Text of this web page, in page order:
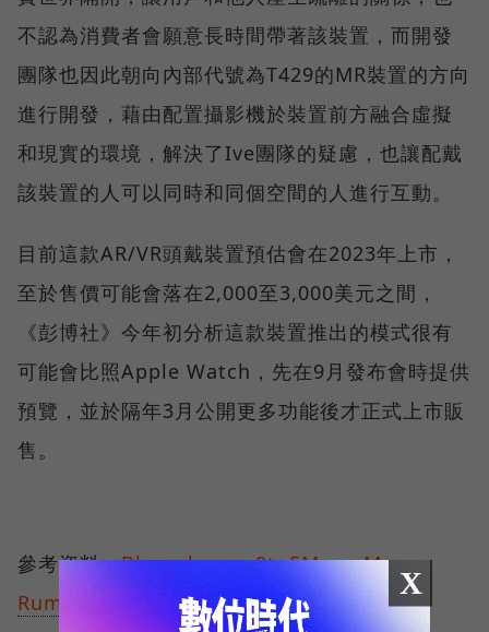
不認為消費者會願意長時間帶著該裝置，而開發
團隊也因此朝向內部代號為T429的MR裝置的方向
進行開發，藉由配置攝影機於裝置前方融合虛擬
和現實的環境，解決了Ive團隊的疑慮，也讓配戴
該裝置的人可以同時和同個空間的人進行互動。
目前這款AR/VR頭戴裝置預估會在2023年上市，
至於售價可能會落在2,000至3,000美元之間，
《彭博社》今年初分析這款裝置推出的模式很有
可能會比照Apple Watch，先在9月發布會時提供
預覽，並於隔年3月公開更多功能後才正式上市販
售。
參考資料：Bloomberg、9to5Mac、Mac
Rumors
、Apple Insider
X